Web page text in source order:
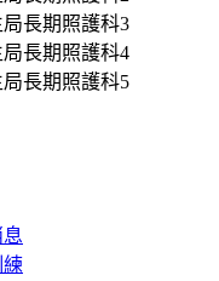
練